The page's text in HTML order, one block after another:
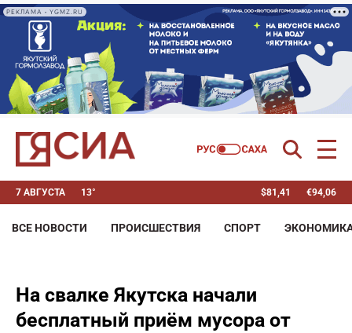
РЕКЛАМА • YGMZ.RU
7 АВГУСТА 13° $81,41 €94,06
ВСЕ НОВОСТИ ПРОИСШЕСТВИЯ СПОРТ
На свалке Якутска начали
бесплатный приём мусора от